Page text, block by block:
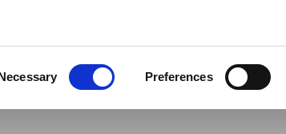
Preferences